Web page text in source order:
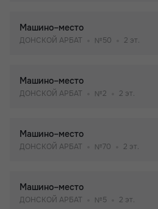
Машино–место
ДОНСКОЙ АРБАТ №50 2 эт.
Машино–место
ДОНСКОЙ АРБАТ №2 2 эт.
Машино–место
ДОНСКОЙ АРБАТ №70 2 эт.
Машино–место
ДОНСКОЙ АРБАТ №5 2 эт.